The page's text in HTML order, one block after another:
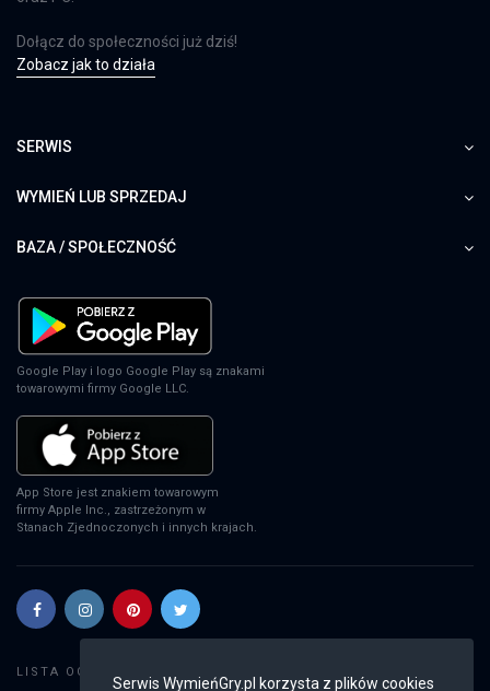
Serwis WymieńGry.pl korzysta z plików cookies
Dołącz do społeczności już dziś!
Zobacz jak to działa
SERWIS
WYMIEŃ LUB SPRZEDAJ
BAZA / SPOŁECZNOŚĆ
Google Play i logo Google Play są znakami
towarowymi firmy Google LLC.
App Store jest znakiem towarowym
firmy Apple Inc., zastrzeżonym w
Stanach Zjednoczonych i innych krajach.
LISTA OGŁOSZEŃ: